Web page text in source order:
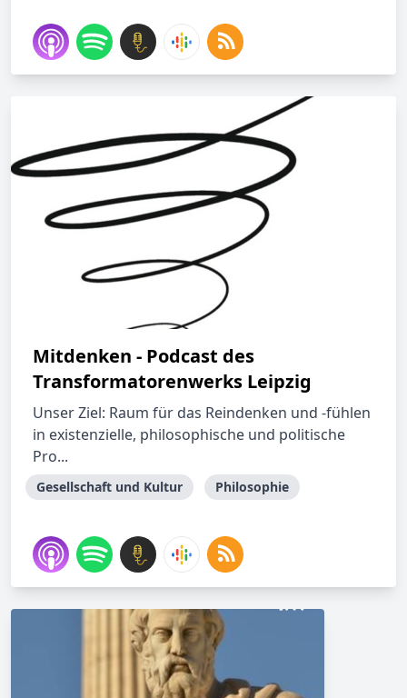
Mitdenken - Podcast des
Transformatorenwerks Leipzig
Unser Ziel: Raum für das Reindenken und -fühlen
in existenzielle, philosophische und politische
Pro...
Gesellschaft und Kultur Philosophie